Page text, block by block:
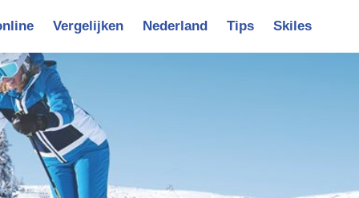
Vergelijken Nederland Tips Skiles